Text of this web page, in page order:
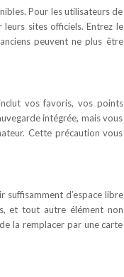
Pour les utilisateurs de
sites officiels. Entrez le
peuvent ne plus être
vos favoris, vos points
intégrée, mais vous
Cette précaution vous
suffisamment d’espace libre
et tout autre élément non
la remplacer par une carte